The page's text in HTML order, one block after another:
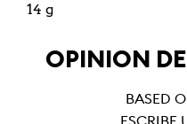
14 g
OPINIÓN
BASED
ESCRIBE